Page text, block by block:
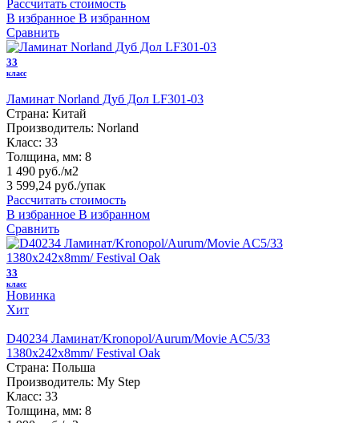
Рассчитать стоимость
В избранное В избранном
Сравнить
33
класс
Ламинат Norland Дуб Дол LF301-03
Страна: Китай
Производитель: Norland
Класс: 33
Толщина, мм: 8
1 490 руб./м2
3 599,24 руб./упак
Рассчитать стоимость
В избранное В избранном
Сравнить
33
класс
Новинка
Хит
D40234 Ламинат/Kronopol/Aurum/Movie AC5/33
1380х242х8mm/ Festival Oak
Страна: Польша
Производитель: My Step
Класс: 33
Толщина, мм: 8